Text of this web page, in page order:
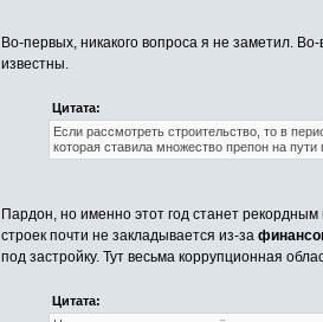
Во-первых, никакого вопроса я не заметил.
известны.
Цитата:
Если рассмотреть строительство, то в
которая ставила множество препон на пути
Пардон, но именно этот год станет
строек почти не закладывается из-за
под застройку. Тут весьма коррупционная
Цитата: